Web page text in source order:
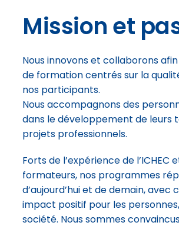
Mission et
Nous innovons et collaborons
de formation centrés sur la
nos participants.
Nous accompagnons des
dans le développement de leurs
projets professionnels.
Forts de l’expérience de l’ICHEC
formateurs, nos programmes
d’aujourd’hui et de demain, avec
impact positif pour les
société. Nous sommes